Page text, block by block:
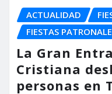
ACTUALIDAD
FIESTAS
La Gran
Cristiana
personas en